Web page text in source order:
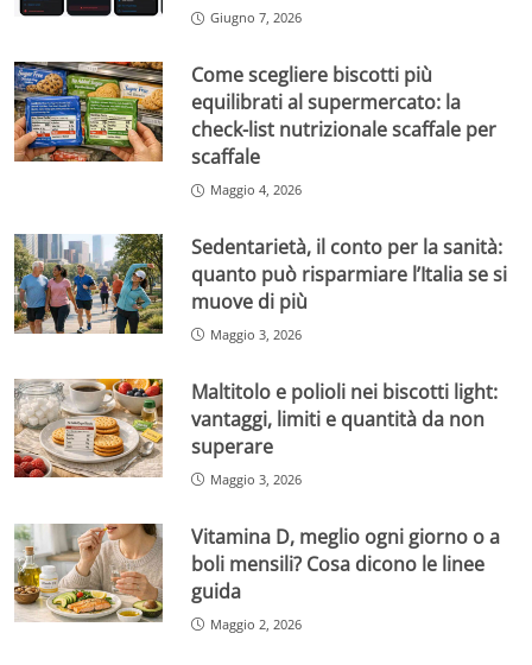
Giugno 7, 2026
Come scegliere biscotti più
equilibrati al supermercato: la
check-list nutrizionale scaffale per
scaffale
Maggio 4, 2026
Sedentarietà, il conto per la sanità:
quanto può risparmiare l’Italia se si
muove di più
Maggio 3, 2026
Maltitolo e polioli nei biscotti light:
vantaggi, limiti e quantità da non
superare
Maggio 3, 2026
Vitamina D, meglio ogni giorno o a
boli mensili? Cosa dicono le linee
guida
Maggio 2, 2026